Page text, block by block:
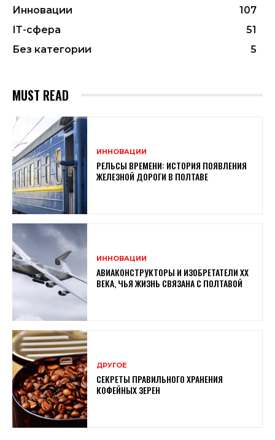
Инновации
107
ІТ-сфера
51
Без категории
5
MUST READ
ИННОВАЦИИ
РЕЛЬСЫ ВРЕМЕНИ: ИСТОРИЯ ПОЯВЛЕНИЯ
ЖЕЛЕЗНОЙ ДОРОГИ В ПОЛТАВЕ
ИННОВАЦИИ
АВИАКОНСТРУКТОРЫ И ИЗОБРЕТАТЕЛИ XX
ВЕКА, ЧЬЯ ЖИЗНЬ СВЯЗАНА С ПОЛТАВОЙ
ДРУГОЕ
СЕКРЕТЫ ПРАВИЛЬНОГО ХРАНЕНИЯ
КОФЕЙНЫХ ЗЕРЕН